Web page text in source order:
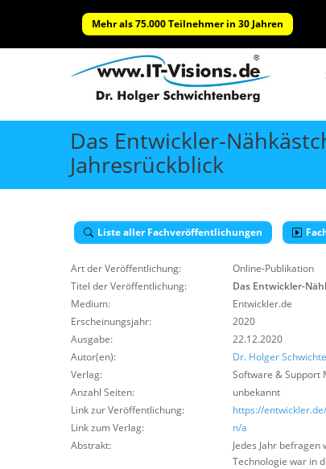
Mehr als 75.000 Teilnehmer in 30 Jahren
Das Entwickler-
Jahresrückblick
Liste aller Fachveröffentlichungen
Art der Veröffentlichung:
Online-Publikation
Titel der Veröffentlichung:
Das Entwickler-
Medium:
Entwickler.de
Erscheinungsjahr:
2020
Ausgabe:
22.12.2020
Autor(en):
Dr. Holger
Verlag:
Software & Support
Anzahl Seiten:
unbekannt
Link zur Veröffentlichung:
https://
Link zum Verlag:
n/a
Abstrakt:
Jedes Jahr
Technologie war in